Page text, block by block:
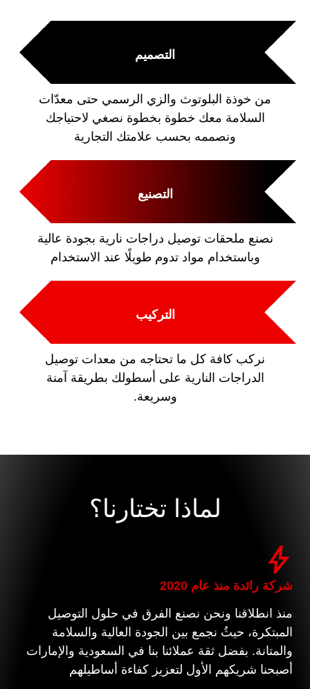
التصميم
من خوذة البلوتوث والزي الرسمي حتى معدّات
السلامة معك خطوة بخطوة نصغي لاحتياجك
ونصممه بحسب علامتك التجارية
التصنيع
نصنع ملحقات توصيل دراجات نارية بجودة عالية
وباستخدام مواد تدوم طويلًا عند الاستخدام
التركيب
نركب كافة كل ما تحتاجه من معدات توصيل
الدراجات النارية على أسطولك بطريقة آمنة
وسريعة.
لماذا تختارنا؟
شركة رائدة منذ عام 2020
منذ انطلاقنا ونحن نصنع الفرق في حلول التوصيل
المبتكرة، حيثُ نجمع بين الجودة العالية والسلامة
والمتانة. بفضل ثقة عملائنا بنا في السعودية والإمارات
أصبحنا شريكهم الأول لتعزيز كفاءة أساطيلهم